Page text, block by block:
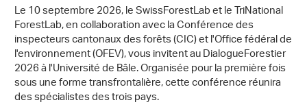
Le 10 septembre 2026, le SwissForestLab et le TriNational
ForestLab, en collaboration avec la Conférence des
inspecteurs cantonaux des forêts (CIC) et l'Office fédéral de
l'environnement (OFEV), vous invitent au DialogueForestier
2026 à l'Université de Bâle. Organisée pour la première fois
sous une forme transfrontalière, cette conférence réunira
des spécialistes des trois pays.